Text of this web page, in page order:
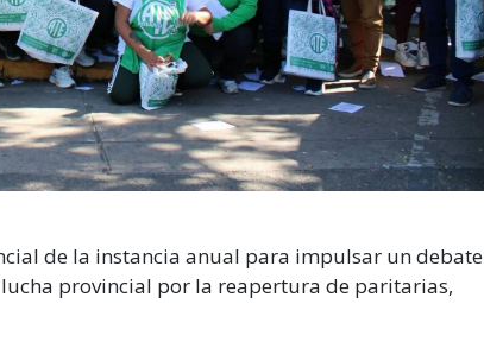
de la instancia anual para impulsar un debate
provincial por la reapertura de paritarias,